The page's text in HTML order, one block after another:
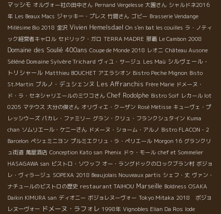
マッシモ オルヴォー社の田中さん Pernand Vergelesse 大園さん シャルドネ2016
年 Les Beaux Macs ジャッキー・プレス 竹間さん ゴビー Brasserie Vendange
Millésime Bio 2018 金沢 Vivien Hemelsdael On s'en bat les couilles ラ・ノティ
ック経営者キャロル セドリック・ガロ TERRA MADRE 那覇 Le Cambon 2008
Domaine des Soulié 400ans Coupe de Monde 2018 レオニ Château Ausone
Séléné Domaine Sylvère Trichard ヴィユ・サージュ Les Maù シルヴェール・
トリシャール Matthieu BOUCHET アエラシオン Bistro Peche Mignon Bisto
St.Martin ブルノ・デュシェンヌ Les Affranchis Frère Marie ドメーヌ・
ド・ラ・セネシャリエールのミワコさん Chef Rodolphe Bistro Soif レカール lot
0205 マテウス 大分の俊さん オリヴィエ・クーザン Rosé Métisse キューヴェ・プ
レッシウーズ パカレ・ファミリー グラン・クリュ・フランクシュタイン Kuma
chan ソムリエール・ケニーさん ドメーヌ・ショーム・アルノ Bistro FLACON - 2
Barcelon ペシェミニヨン プルミエクリュ・ラ・ペリエール Morgon 16 グランクリ
ュ街道 萬屋酒店 Conception Kato san Phenix ドゥ・モール chef et Sommelier
HASAGAWA san ビストロ・ソワッフ オー・ラングドックのロックブラン村 ボジョ
レ・ヴィラージュ SOPEXA 2018 Beaujolais Nouveaux partis シェフ・丈 ヴァン・
ナチュールのビストロの歴史 restaurant TAIHOU Marseille Boldness OSAKA
Daikin KIMURA san ディオニー ボジョレヌーヴォー Tokyo Mitaka 2018 ボジョ
レヌーヴォー ドメーヌ・ラフォレ 1998年 Vignobles Elian Da Ros Iode